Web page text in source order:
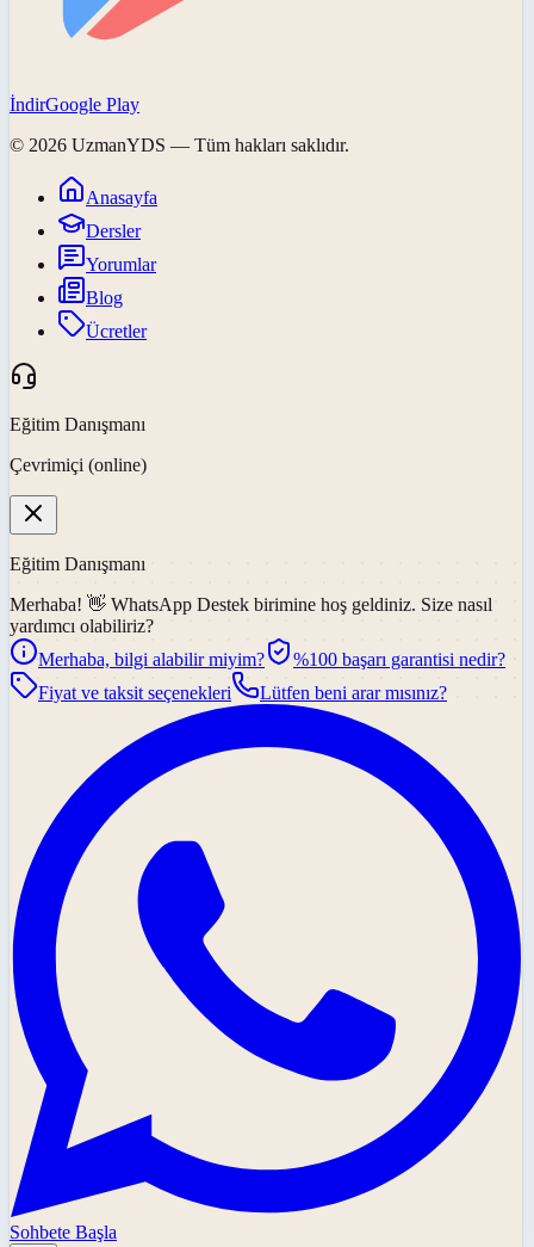
İndirGoogle Play
© 2026 UzmanYDS — Tüm hakları saklıdır.
Anasayfa
Dersler
Yorumlar
Blog
Ücretler
Eğitim Danışmanı
Çevrimiçi (online)
Eğitim Danışmanı
Merhaba! 👋 WhatsApp Destek birimine hoş geldiniz. Size nasıl
yardımcı olabiliriz?
Merhaba, bilgi alabilir miyim?
%100 başarı garantisi nedir?
Fiyat ve taksit seçenekleri
Lütfen beni arar mısınız?
Sohbete Başla